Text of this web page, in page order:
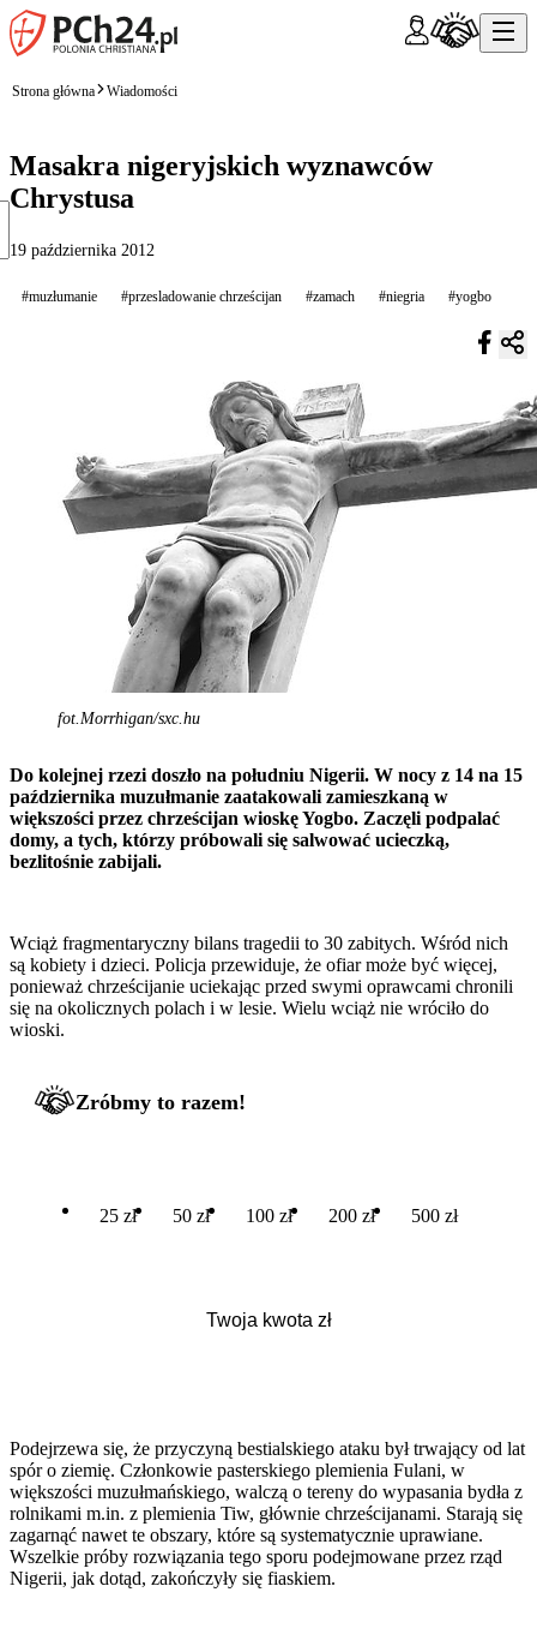
Strona główna Wiadomości
Masakra nigeryjskich wyznawców
Chrystusa
19 października 2012
#muzłumanie #przesladowanie chrześcijan #zamach #niegria #yogbo
fot.Morrhigan/sxc.hu
Do kolejnej rzezi doszło na południu Nigerii. W nocy z 14 na 15
października muzułmanie zaatakowali zamieszkaną w
większości przez chrześcijan wioskę Yogbo. Zaczęli podpalać
domy, a tych, którzy próbowali się salwować ucieczką,
bezlitośnie zabijali.
Wciąż fragmentaryczny bilans tragedii to 30 zabitych. Wśród nich
są kobiety i dzieci. Policja przewiduje, że ofiar może być więcej,
ponieważ chrześcijanie uciekając przed swymi oprawcami chronili
się na okolicznych polach i w lesie. Wielu wciąż nie wróciło do
wioski.
Zróbmy to razem!
25 zł 50 zł 100 zł 200 zł 500 zł
Podejrzewa się, że przyczyną bestialskiego ataku był trwający od lat
spór o ziemię. Członkowie pasterskiego plemienia Fulani, w
większości muzułmańskiego, walczą o tereny do wypasania bydła z
rolnikami m.in. z plemienia Tiw, głównie chrześcijanami. Starają się
zagarnąć nawet te obszary, które są systematycznie uprawiane.
Wszelkie próby rozwiązania tego sporu podejmowane przez rząd
Nigerii, jak dotąd, zakończyły się fiaskiem.